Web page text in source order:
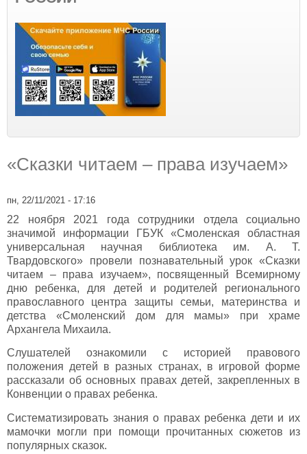
«Сказки читаем – права изучаем»
пн, 22/11/2021 - 17:16
22 ноября 2021 года сотрудники отдела социально
значимой информации ГБУК «Смоленская областная
универсальная научная библиотека им. А. Т.
Твардовского» провели познавательный урок «Сказки
читаем – права изучаем», посвященный Всемирному
дню ребенка, для детей и родителей регионального
православного центра защиты семьи, материнства и
детства «Смоленский дом для мамы» при храме
Архангела Михаила.
Слушателей ознакомили с историей правового
положения детей в разных странах, в игровой форме
рассказали об основных правах детей, закрепленных в
Конвенции о правах ребенка.
Систематизировать знания о правах ребенка дети и их
мамочки могли при помощи прочитанных сюжетов из
популярных сказок.